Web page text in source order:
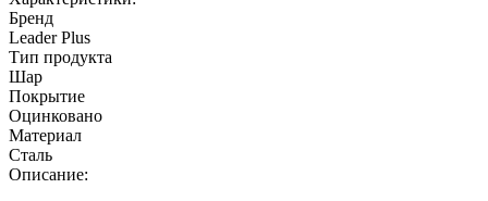
Бренд
Leader Plus
Тип продукта
Шар
Покрытие
Оцинковано
Материал
Сталь
Описание: